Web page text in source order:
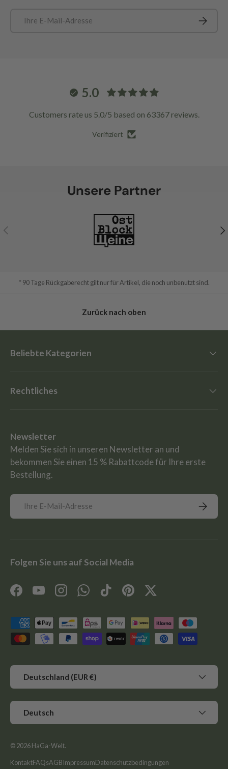
5.0
Customers rate us 5.0/5 based on 63367 reviews.
Verifiziert
Unsere Partner
Vorherige
* 90 Tage Rückgaberecht gilt nur für Artikel, die noch unbenutzt sind.
Zurück nach oben
Beliebte Kategorien
Rechtliches
Newsletter
Melden Sie sich in unseren Newsletter an und
bekommen Sie einen 15 % Rabattcode für Ihre erste
Bestellung.
E-Mail
Folgen Sie uns auf Social Media
FacebookYouTubeInstagramWhatsApp
TikTokPinterestTwitter
Zahlungsmethoden
Land/Region
Deutschland (EUR €)
Sprache
Deutsch
© 2026HaGa-Welt.
KontaktFAQsAGBImpressumDatenschutzbedingungen